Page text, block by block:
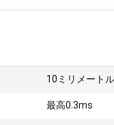
10ミリメートル
最高0.3ms